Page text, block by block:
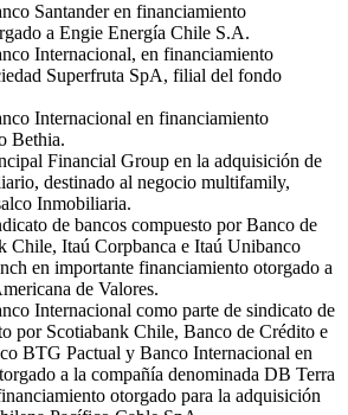
Santander en financiamiento
a Engie Energía Chile S.A.
Internacional, en financiamiento
Superfruta SpA, filial del fondo
Internacional en financiamiento
Bethia.
Financial Group en la adquisición de
destinado al negocio multifamily,
Inmobiliaria.
de bancos compuesto por Banco de
Chile, Itaú Corpbanca e Itaú Unibanco
en importante financiamiento otorgado a
de Valores.
Internacional como parte de sindicato de
por Scotiabank Chile, Banco de Crédito e
BTG Pactual y Banco Internacional en
a la compañía denominada DB Terra
otorgado para la adquisición